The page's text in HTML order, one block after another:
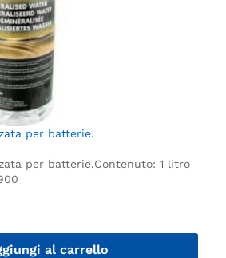
per batterie.
per batterie.Contenuto: 1 litro
al carrello